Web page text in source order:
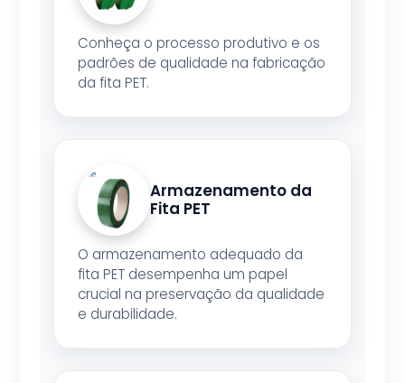
Conheça o processo produtivo e os
padrões de qualidade na fabricação
da fita PET.
Armazenamento da
Fita PET
O armazenamento adequado da
fita PET desempenha um papel
crucial na preservação da qualidade
e durabilidade.